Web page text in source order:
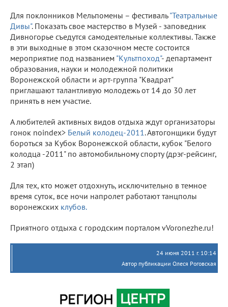
Для поклонников Мельпомены – фестиваль"Театральные
Дивы". Показать свое мастерство в Музей - заповедник
Дивногорье съедутся самодеятельные коллективы. Также
в эти выходные в этом сказочном месте состоится
мероприятие под названием "Культпоход"- департамент
образования, науки и молодежной политики
Воронежской области и арт-группа "Квадрат"
приглашают талантливую молодежь от 14 до 30 лет
принять в нем участие.
А любителей активных видов отдыха ждут организаторы
гонок noindex> Белый колодец-2011 . Автогонщики будут
бороться за Кубок Воронежской области, кубок "Белого
колодца -2011" по автомобильному спорту (дрэг-рейсинг,
2 этап)
Для тех, кто может отдохнуть, исключительно в темное
время суток, все ночи напролет работают танцполы
воронежских клубов.
Приятного отдыха с городским порталом vVoronezhe.ru!
24 июня 2011 г. 10:14
Автор публикации Олеся Роговская